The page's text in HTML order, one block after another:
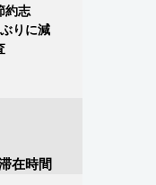
約志
りに減
在時間